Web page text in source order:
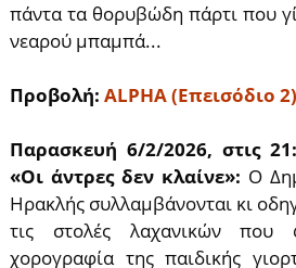
πάντα τα θορυβώδη πάρτι που
νεαρού μπαμπά...
Προβολή: ALPHA (Επεισόδιο 2)
Παρασκευή 6/2/2026, στις
«Οι άντρες δεν κλαίνε»: Ο
Ηρακλής συλλαμβάνονται κι
τις στολές λαχανικών που
χορογραφία της παιδικής